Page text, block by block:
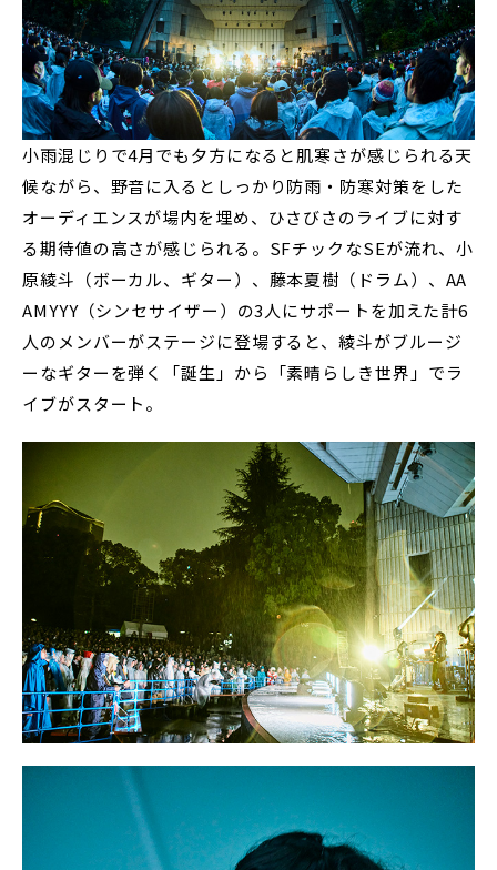
小雨混じりで4月でも夕方になると肌寒さが感じられる天
候ながら、野音に入るとしっかり防雨・防寒対策をした
オーディエンスが場内を埋め、ひさびさのライブに対す
る期待値の高さが感じられる。SFチックなSEが流れ、小
原綾斗（ボーカル、ギター）、藤本夏樹（ドラム）、AA
AMYYY（シンセサイザー）の3人にサポートを加えた計6
人のメンバーがステージに登場すると、綾斗がブルージ
ーなギターを弾く「誕生」から「素晴らしき世界」でラ
イブがスタート。